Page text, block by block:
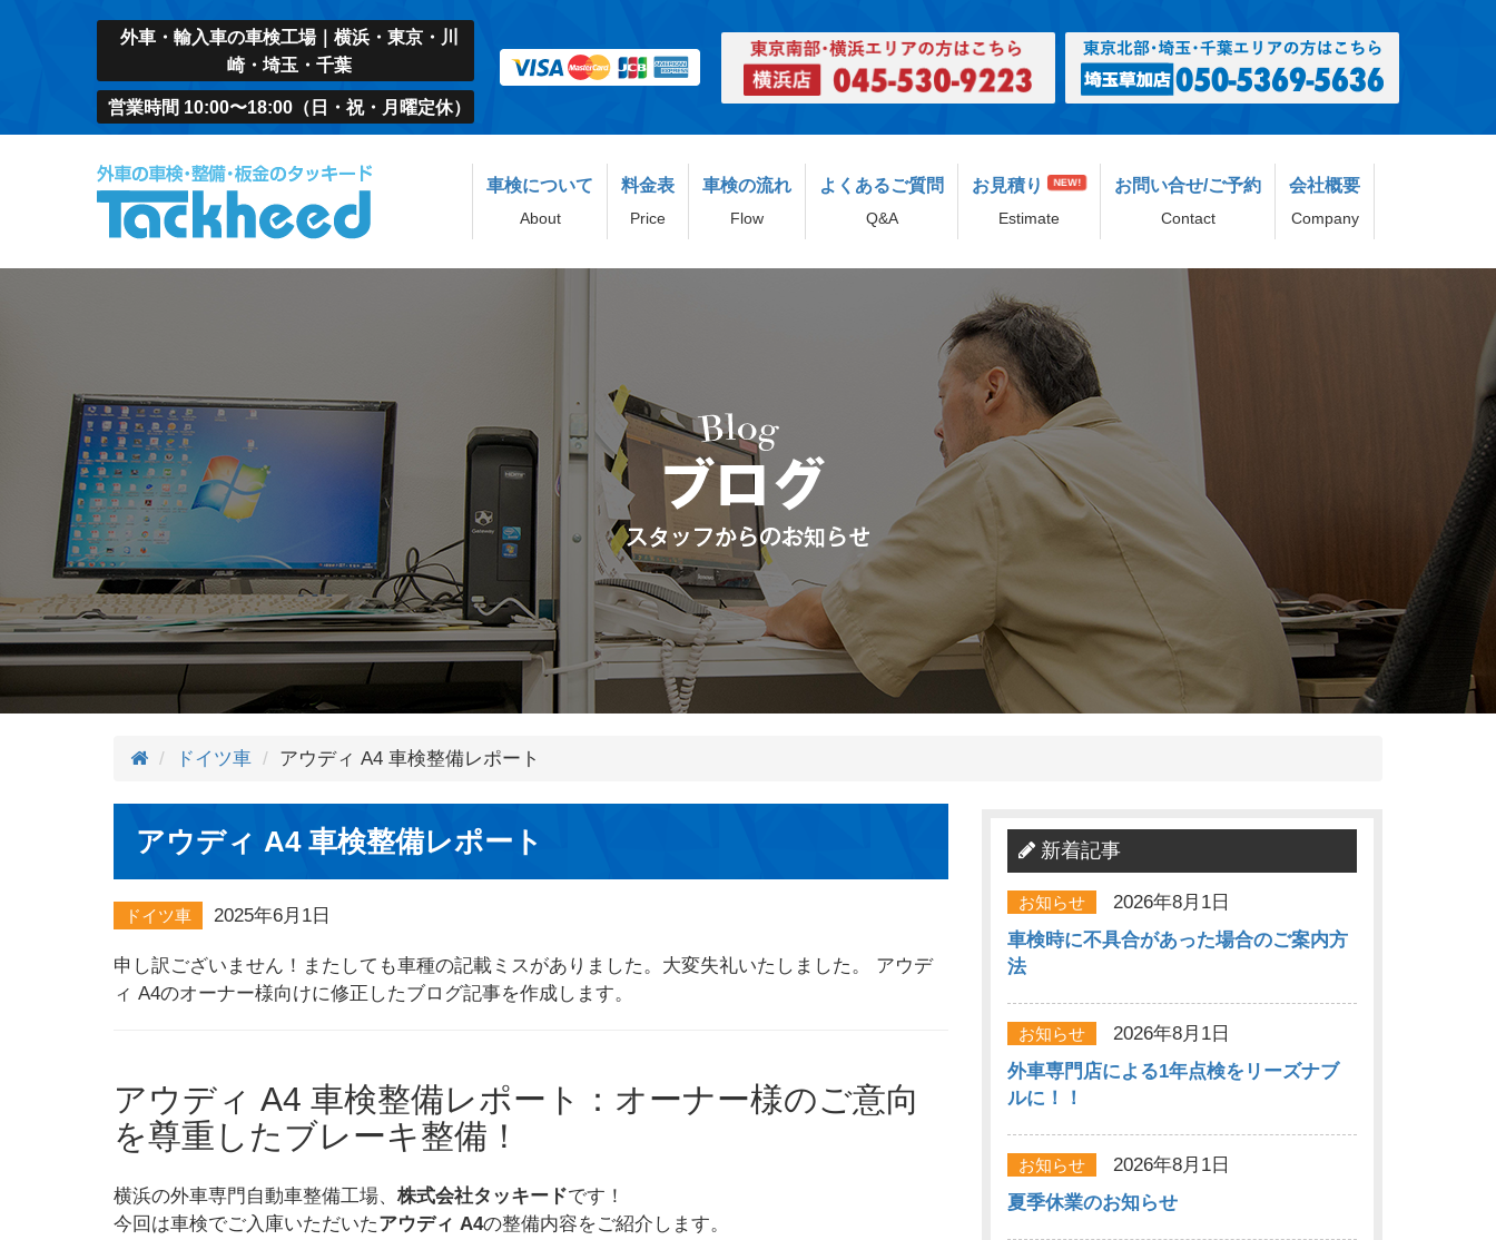
外車・輸入車の車検工場｜横浜・東京・川
崎・埼玉・千葉
営業時間 10:00〜18:00（日・祝・月曜定休）
車検について
About
料金表
Price
車検の流れ
Flow
よくあるご質問
Q&A
お見積り NEW!
Estimate
お問い合せ/ご予約
Contact
会社概要
Company
ドイツ車 アウディ A4 車検整備レポート
アウディ A4 車検整備レポート
ドイツ車 2025年6月1日
申し訳ございません！またしても車種の記載ミスがありました。大変失礼いたしました。 アウデ
ィ A4のオーナー様向けに修正したブログ記事を作成します。
アウディ A4 車検整備レポート：オーナー様のご意向
を尊重したブレーキ整備！
横浜の外車専門自動車整備工場、 株式会社タッキードです！
今回は車検でご入庫いただいたアウディ A4の整備内容をご紹介します。
新着記事
お知らせ
2026年8月1日
車検時に不具合があった場合のご案内方
法
お知らせ
2026年8月1日
外車専門店による1年点検をリーズナブ
ルに！！
お知らせ
2026年8月1日
夏季休業のお知らせ